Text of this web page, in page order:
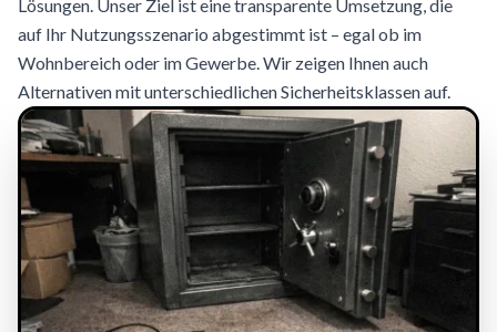
Lösungen. Unser Ziel ist eine transparente Umsetzung, die
auf Ihr Nutzungsszenario abgestimmt ist – egal ob im
Wohnbereich oder im Gewerbe. Wir zeigen Ihnen auch
Alternativen mit unterschiedlichen Sicherheitsklassen auf.